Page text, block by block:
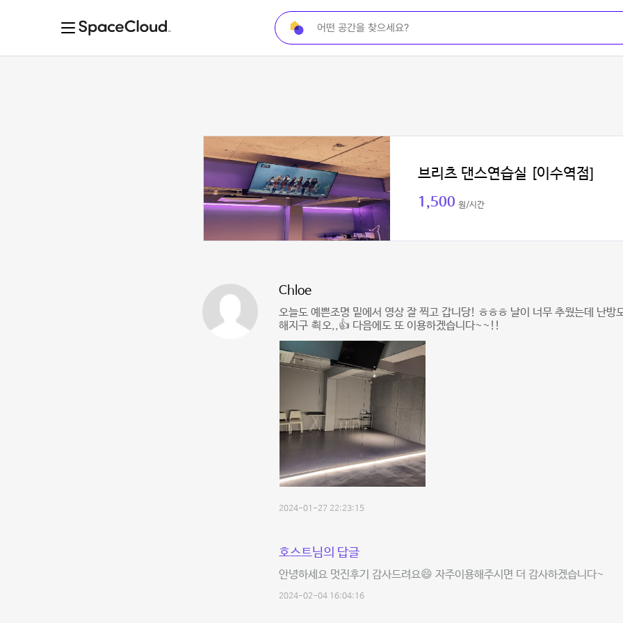
브리츠 댄스연습실 [이수역점]
1,500 원/시간
Chloe
오늘도 예쁜조명 밑에서 영상 잘 찍고 갑니당! ㅎㅎㅎ 날이 너무 추웠는데 난방
해지구 쵝오,,👍 다음에도 또 이용하겠습니다~~!!
2024-01-27 22:23:15
호스트님의 답글
안녕하세요 멋진후기 감사드려요😄 자주이용해주시면 더 감사하겠습니다~
2024-02-04 16:04:16